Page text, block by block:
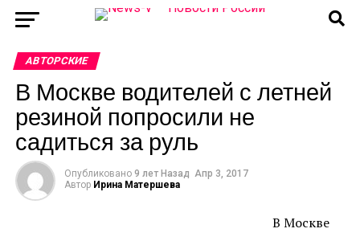
АВТОРСКИЕ
В Москве водителей с летней
резиной попросили не
садиться за руль
Опубликовано 9 лет Назад Апр 3, 2017
Автор Ирина Матершева
В Москве